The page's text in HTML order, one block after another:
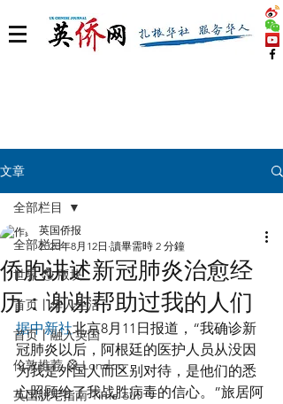
文章
全部栏目
世界 🌎 版块
首页丨华人生活
首页丨融入英国
伦敦推荐 🎡 London
英国脱宅指南 Time out
全部栏目
侨胞讲述新冠肺炎治愈经
历：谢谢帮助过我的人们
英国侨报
2020年8月12日 讀畢需時 2 分鐘
据中新社北京8月11日报道，“我确诊新
冠肺炎以后，阿根廷的医护人员从没因
为我是外国人而区别对待，是他们的悉
心照顾给了我战胜病毒的信心。”旅居阿